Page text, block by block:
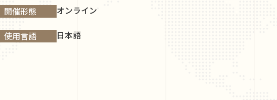
開催形態 オンライン
使用言語 日本語